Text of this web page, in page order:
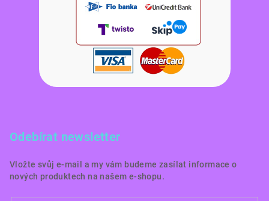
Odebírat newsletter
Vložte svůj e-mail a my vám budeme zasílat informace o
nových produktech na našem e-shopu.